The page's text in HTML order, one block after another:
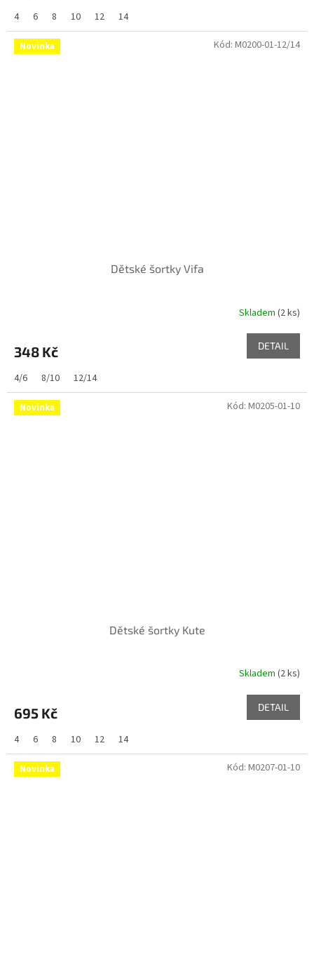
4 6 8 10 12 14
Novinka
Dětské šortky Vifa
Skladem (2 ks)
348 Kč DETAIL
4/6 8/10 12/14
Kód: M0200-01-12/14
Novinka
Dětské šortky Kute
Skladem (2 ks)
695 Kč DETAIL
4 6 8 10 12 14
Kód: M0205-01-10
Novinka Kód: M0207-01-10